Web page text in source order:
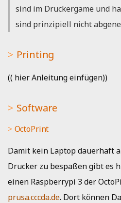
sind im Druckergame und
sind prinzipiell nicht
Printing
(( hier Anleitung einfügen))
Software
OctoPrint
Damit kein Laptop dauerhaft
Drucker zu bespaßen gibt es
einen Raspberrypi 3 der
prusa.cccda.de. Dort können